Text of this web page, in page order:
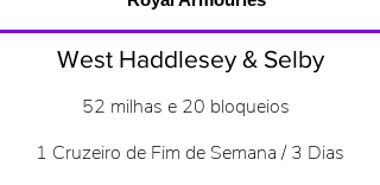
West Haddlesey & Selby
52 milhas e 20 bloqueios
1 Cruzeiro de Fim de Semana / 3 Dias